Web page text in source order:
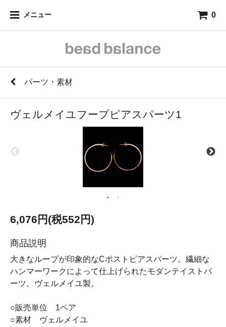
メニュー 0
パーツ・素材
ヴェルメイユフープピアスパーツ1
6,076円(税552円)
商品説明
大きなループが印象的なCポストピアスパーツ。繊細な
ハンマーワークによって仕上げられたモダンテイストパ
ーツ。ヴェルメイユ製。
○販売単位 1ペア
○素材 ヴェルメイユ